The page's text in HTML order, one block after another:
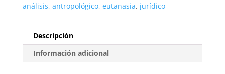
análisis, antropológico, eutanasia, jurídico
Descripción
Información adicional